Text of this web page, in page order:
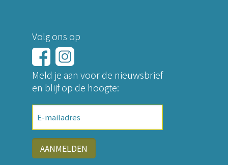
Volg ons op
Meld je aan voor de nieuwsbrief
en blijf op de hoogte:
mailadres
AANMELDEN